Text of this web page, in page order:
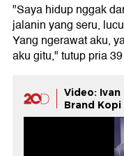
"Saya hidup nggak
jalanin yang seru,
Yang ngerawat aku,
aku gitu," tutup pria
Video: Ivan
Brand Kopi